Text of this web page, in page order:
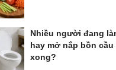
Nhiều người đang
hay mở nắp bồn
xong?